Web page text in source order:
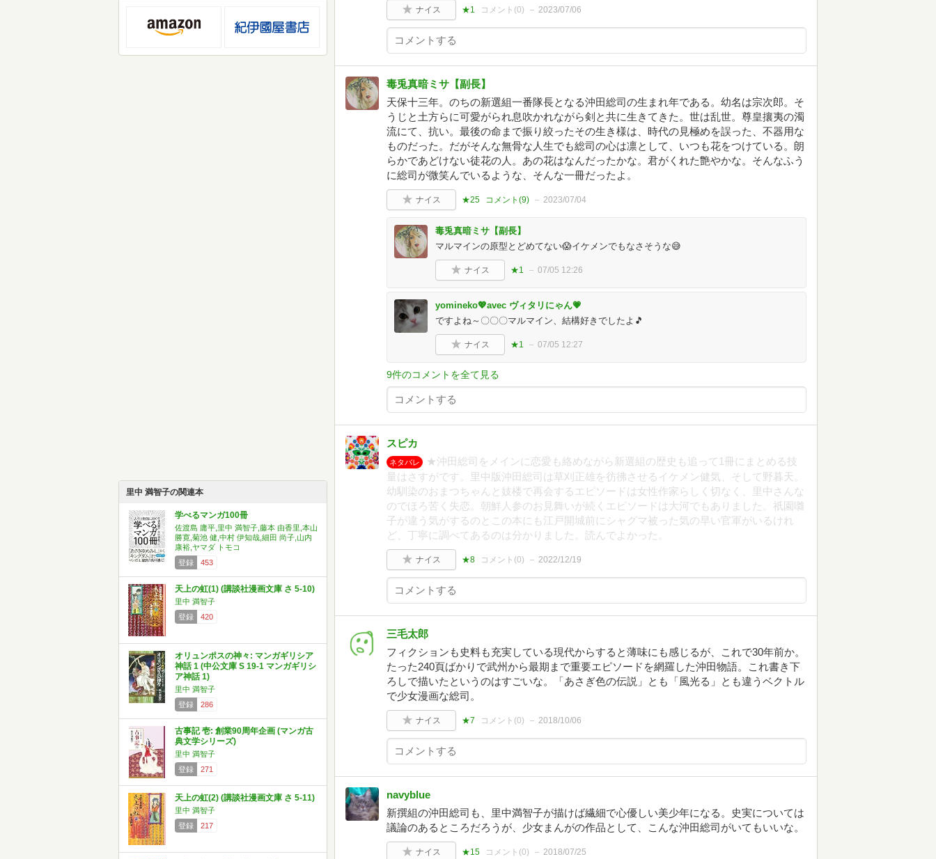
里中 満智子の関連本
学べるマンガ100冊
佐渡島 庸平,里中 満智子,藤本 由香里,本山
勝寛,菊池 健,中村 伊知哉,細田 尚子,山内
康裕,ヤマダ トモコ
登録
453
天上の虹(1) (講談社漫画文庫 さ 5-10)
里中 満智子
登録
420
オリュンポスの神々: マンガギリシア
神話 1 (中公文庫 S 19-1 マンガギリシ
ア神話 1)
里中 満智子
登録
286
古事記 壱: 創業90周年企画 (マンガ古
典文学シリーズ)
里中 満智子
登録
271
天上の虹(2) (講談社漫画文庫 さ 5-11)
里中 満智子
登録
217
ナイス ★1 コメント(0) 2023/07/06
毒兎真暗ミサ【副長】
天保十三年。のちの新選組一番隊長となる沖田総司の生まれ年である。幼名は宗次郎。そ
うじと土方らに可愛がられ息吹かれながら剣と共に生きてきた。世は乱世。尊皇攘夷の濁
流にて、抗い。最後の命まで振り絞ったその生き様は、時代の見極めを誤った、不器用な
ものだった。だがそんな無骨な人生でも総司の心は凛として、いつも花をつけている。朗
らかであどけない徒花の人。あの花はなんだったかな。君がくれた艶やかな。そんなふう
に総司が微笑んでいるような、そんな一冊だったよ。
ナイス ★25 コメント(9) 2023/07/04
毒兎真暗ミサ【副長】
マルマインの原型とどめてない😱イケメンでもなさそうな😅
ナイス ★1 07/05 12:26
yomineko💖avec ヴィタリにゃん💗
ですよね～〇〇〇マルマイン、結構好きでしたよ🎵
ナイス ★1 07/05 12:27
9件のコメントを全て見る
スピカ
ネタバレ
★沖田総司をメインに恋愛も絡めながら新選組の歴史も追って1冊にまとめる技
量はさすがです。里中版沖田総司は草刈正雄を彷彿させるイケメン健気、そして野暮天。
幼馴染のおまつちゃんと妓楼で再会するエピソードは女性作家らしく切なく、里中さんな
のでほろ苦く失恋。朝鮮人参のお見舞いが続くエピソードは大河でもありました。祇園囃
子が違う気がするのとこの本にも江戸開城前にシャグマ被った気の早い官軍がいるけれ
ど、丁寧に調べてあるのは分かりました。読んでよかった。
ナイス ★8 コメント(0) 2022/12/19
三毛太郎
フィクションも史料も充実している現代からすると薄味にも感じるが、これで30年前か。
たった240頁ばかりで武州から最期まで重要エピソードを網羅した沖田物語。これ書き下
ろしで描いたというのはすごいな。「あさぎ色の伝説」とも「風光る」とも違うベクトル
で少女漫画な総司。
ナイス ★7 コメント(0) 2018/10/06
navyblue
新撰組の沖田総司も、里中満智子が描けば繊細で心優しい美少年になる。史実については
議論のあるところだろうが、少女まんがの作品として、こんな沖田総司がいてもいいな。
ナイス ★15 コメント(0) 2018/07/25